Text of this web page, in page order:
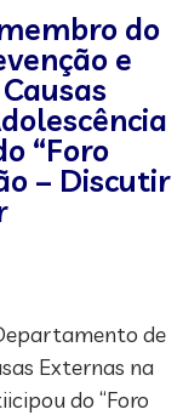
do
e
“Foro
– Discutir
de
Externas na
do “Foro